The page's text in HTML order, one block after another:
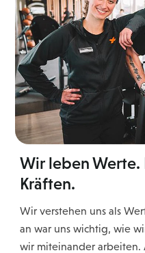
Wir leben
Kräften.
Wir verstehen uns als
an war uns wichtig, wie
wir miteinander